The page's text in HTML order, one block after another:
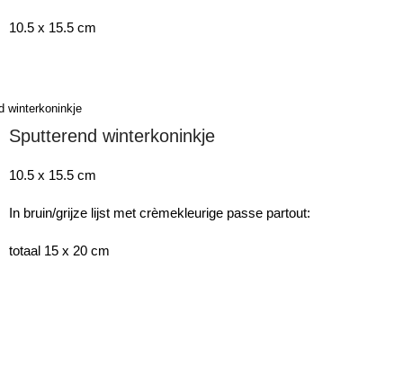
10.5 x 15.5 cm
Sputterend winterkoninkje
10.5 x 15.5 cm
In bruin/grijze lijst met crèmekleurige passe partout:
totaal 15 x 20 cm